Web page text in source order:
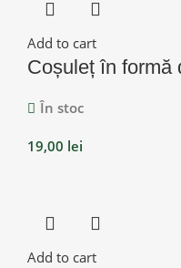
Add to cart
Coșuleț în formă
În stoc
19,00 lei
Add to cart